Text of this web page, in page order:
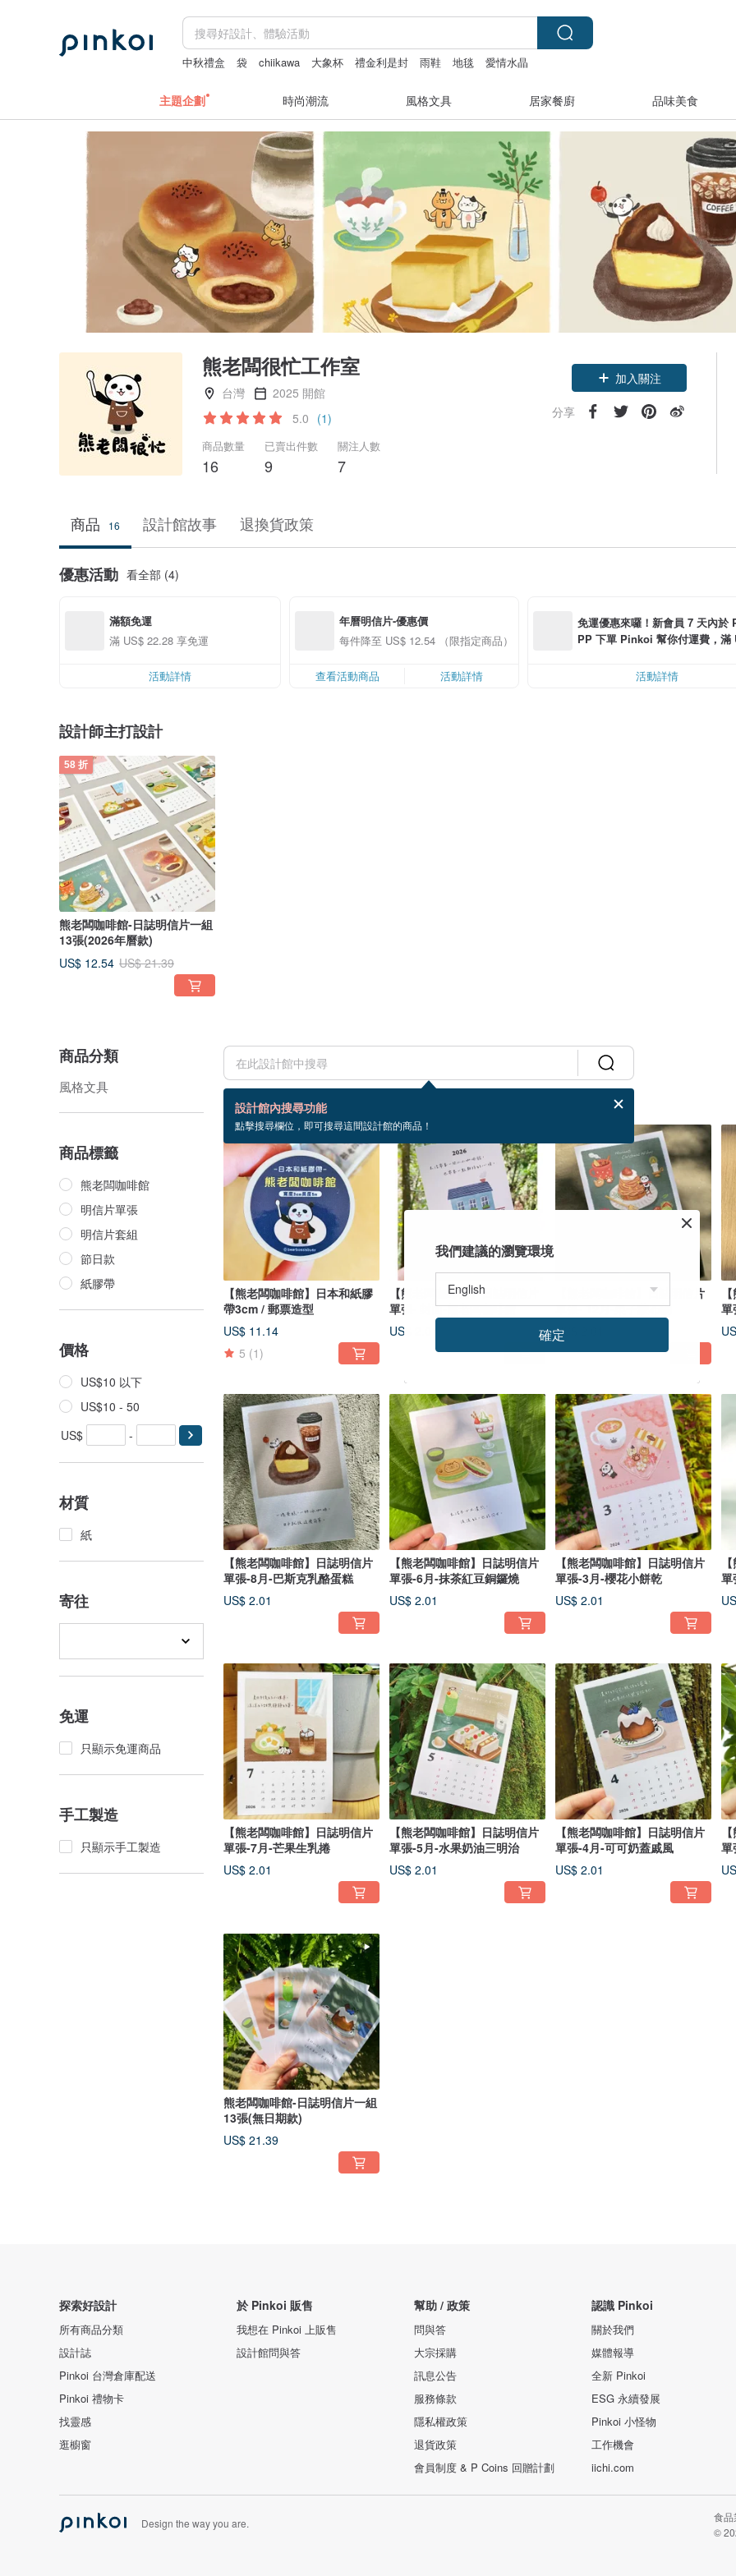
中秋禮盒 袋 chiikawa 大象杯 禮金利是封 雨鞋 地毯 愛情水晶
主題企劃 時尚潮流 風格文具 居家餐廚 品味美食
熊老闆很忙工作室
台灣
2025 開館
5.0 (1)
商品數量
16
已賣出件數
9
關注人數
7
加入關注
分享
商品 16 設計館故事 退換貨政策
優惠活動 看全部 (4)
滿額免運
滿 US$ 22.28 享免運
活動詳情
年曆明信片-優惠價
每件降至 US$ 12.54 （限指定商品）
查看活動商品 活動詳情
免運優惠來囉！新會員 7 天內於
PP 下單 Pinkoi 幫你付運費，滿
活動詳情
設計師主打設計
58 折
熊老闆咖啡館-日誌明信片一組
13張(2026年曆款)
US$ 12.54 US$ 21.39
商品分類
風格文具
商品標籤
熊老闆咖啡館
明信片單張
明信片套組
節日款
紙膠帶
價格
US$10 以下
US$10 - 50
US$
-
材質
紙
寄往
免運
只顯示免運商品
手工製造
只顯示手工製造
設計館內搜尋功能
點擊搜尋欄位，即可搜尋這間設計館的商品！
16 個商品
【熊老闆咖啡館】日本和紙膠
帶3cm / 郵票造型
US$ 11.14
5 (1)
【熊老闆咖啡館】日誌明信片
單張- 封面-熊老闆咖啡館
US$ 2.01
【熊老闆咖啡館】日誌明信片
單張- 12月-栗子蒙布朗
US$ 2.01
單
【熊老闆咖啡館】日誌明信片
單張-8月-巴斯克乳酪蛋糕
US$ 2.01
【熊老闆咖啡館】日誌明信片
單張-6月-抹茶紅豆銅鑼燒
US$ 2.01
【熊老闆咖啡館】日誌明信片
單張-3月-櫻花小餅乾
US$ 2.01
單
【熊老闆咖啡館】日誌明信片
單張-7月-芒果生乳捲
US$ 2.01
【熊老闆咖啡館】日誌明信片
單張-5月-水果奶油三明治
US$ 2.01
【熊老闆咖啡館】日誌明信片
單張-4月-可可奶蓋戚風
US$ 2.01
單
熊老闆咖啡館-日誌明信片一組
13張(無日期款)
US$ 21.39
探索好設計
所有商品分類
設計誌
Pinkoi 台灣倉庫配送
Pinkoi 禮物卡
找靈感
逛櫥窗
於 Pinkoi 販售
我想在 Pinkoi 上販售
設計館問與答
幫助 / 政策
問與答
大宗採購
訊息公告
服務條款
隱私權政策
退貨政策
會員制度 & P Coins 回贈計劃
認識 Pinkoi
關於我們
媒體報導
全新 Pinkoi
ESG 永續發展
Pinkoi 小怪物
工作機會
iichi.com
Design the way you are.
食
©
我們建議的瀏覽環境
確定